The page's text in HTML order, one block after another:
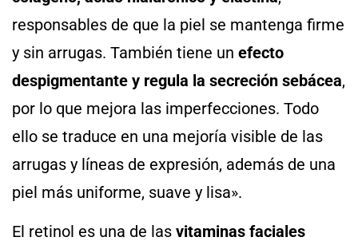
responsables de que la piel se mantenga firme
y sin arrugas. También tiene un efecto
despigmentante y regula la secreción sebácea,
por lo que mejora las imperfecciones. Todo
ello se traduce en una mejoría visible de las
arrugas y líneas de expresión, además de una
piel más uniforme, suave y lisa».
El retinol es una de las vitaminas faciales